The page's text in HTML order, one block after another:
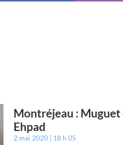
Montréjeau : Muguet
Ehpad
2 mai 2020 18 h 05